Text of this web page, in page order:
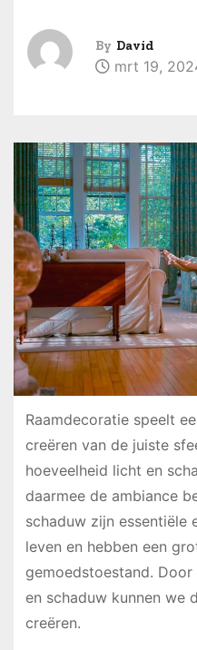
By David
mrt 19,
Raamdecoratie speelt
creëren van de juiste
hoeveelheid licht en
daarmee de ambiance
schaduw zijn essentiële
leven en hebben een
gemoedstoestand.
en schaduw kunnen we
creëren.